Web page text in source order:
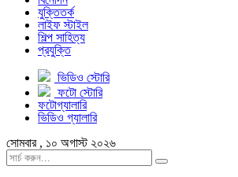
যুক্তিতর্ক
লাইফ স্টাইল
শিল্প সাহিত্য
প্রযুক্তি
ভিডিও স্টোরি
ফটো স্টোরি
ফটোগ্যালারি
ভিডিও গ্যালারি
সোমবার , ১০ অগাস্ট ২০২৬